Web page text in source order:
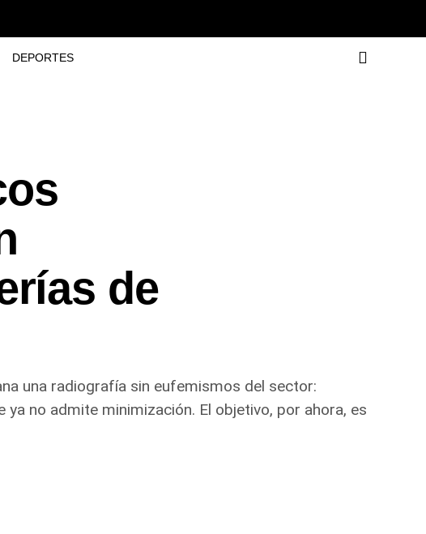
DEPORTES
de
una radiografía sin eufemismos del sector:
no admite minimización. El objetivo, por ahora, es